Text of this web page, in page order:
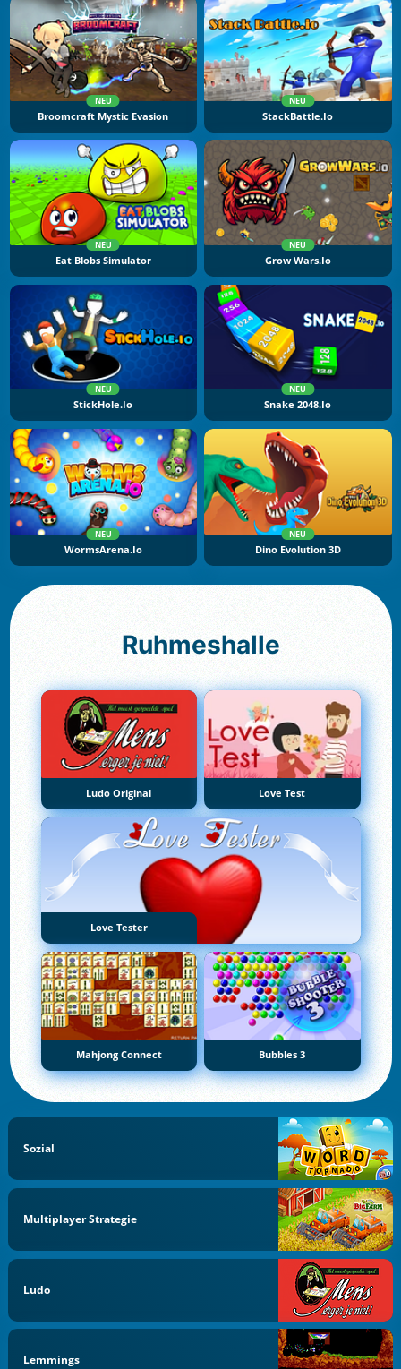
NEU
Broomcraft Mystic Evasion
NEU
StackBattle.io
NEU
Eat Blobs Simulator
NEU
Grow Wars.io
NEU
StickHole.io
NEU
Snake 2048.io
NEU
WormsArena.io
NEU
Dino Evolution 3D
Ruhmeshalle
Ludo Original Love Test
Love Tester
Mahjong Connect Bubbles 3
Sozial
Multiplayer Strategie
Ludo
Lemmings